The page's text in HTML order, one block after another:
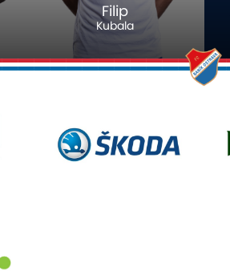
Filip
Kubala